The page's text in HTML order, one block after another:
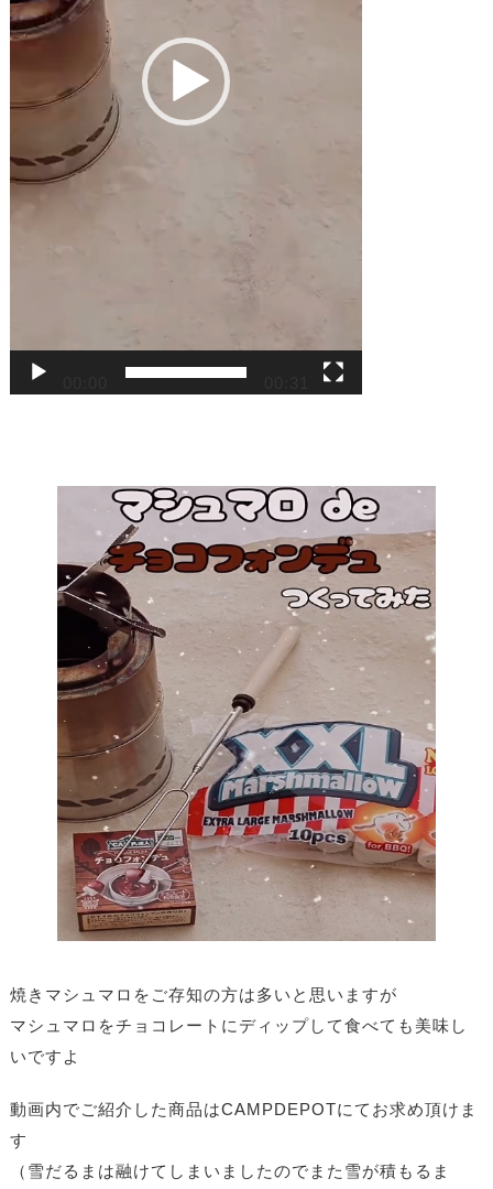
焼きマシュマロをご存知の方は多いと思いますが
マシュマロをチョコレートにディップして食べても美味し
いですよ
動画内でご紹介した商品はCAMPDEPOTにてお求め頂けま
す
（雪だるまは融けてしまいましたので また雪が積もるま